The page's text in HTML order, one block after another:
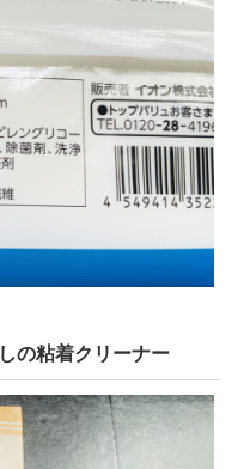
の粘着クリーナー